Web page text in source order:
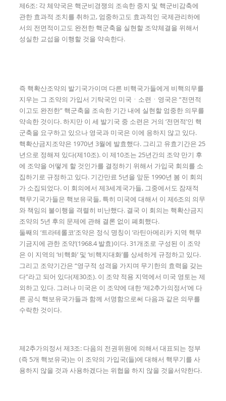
제6조: 각 체약국은 핵군비경쟁의 조속한 중지 및 핵군비감축에
관한 효과적 조치를 취하고, 엄중하고도 효과적인 국제관리하에
서의 전면적이고도 완전한 핵군축을 실현할 조약체결을 위해서
성실한 교섭을 이행할 것을 약속한다.
즉 핵확산조약의 발기국가이며 다른 비핵국가들에게 비핵의무를
지우는 그 조약의 가입서 기탁국인 미국ㆍ소련ㆍ영국은 “전면적
이고도 완전한” 핵군축을 조속한 기간 내에 실현할 엄중한 의무를
약속한 것이다. 하지만 이 세 발기국 중 소련은 거의 ‘전면적’인 핵
군축을 요구하고 있으나 영국과 미국은 이에 응하지 않고 있다.
핵확산금지조약은 1970년 3월에 발효했다. 그리고 유효기간은 25
년으로 정해져 있다(제10조). 이 제10조는 25년간의 조약 만기 후
에 조약을 어떻게 할 것인가를 결정하기 위해서 가입국 회의를 소
집하기로 규정하고 있다. 기간만료 5년을 앞둔 1990년 봄 이 회의
가 소집되었다. 이 회의에서 제3세계국가들, 그중에서도 잠재적
핵무기국가들은 핵보유국들, 특히 미국에 대해서 이 제6조의 의무
와 책임의 불이행을 격렬히 비난했다. 결국 이 회의는 핵확산금지
조약의 5년 후의 문제에 관해 결론 없이 폐회했다.
둘째의 ‘트라테롤코’조약은 정식 명칭이 ‘라틴아메리카 지역 핵무
기금지에 관한 조약’(1968.4 발효)이다. 31개조로 구성된 이 조약
은 이 지역의 ‘비핵화’ 및 ‘비핵지대화’를 상세하게 규정하고 있다.
그리고 조약기간은 “영구적 성격을 가지며 무기한의 효력을 갖는
다”라고 되어 있다(제30조). 이 조약 적용 지역에서 미국 영토는 제
외하고 있다. 그러나 미국은 이 조약에 대한 ‘제2추가의정서’에 다
른 공식 핵보유국가들과 함께 서명함으로써 다음과 같은 의무를
수락한 것이다.
제2추가의정서 제3조: 다음의 전권위원에 의해서 대표되는 정부
(즉 5개 핵보유국)는 이 조약의 가입국(들)에 대해서 핵무기를 사
용하지 않을 것과 사용하겠다는 위협을 하지 않을 것을서약한다.